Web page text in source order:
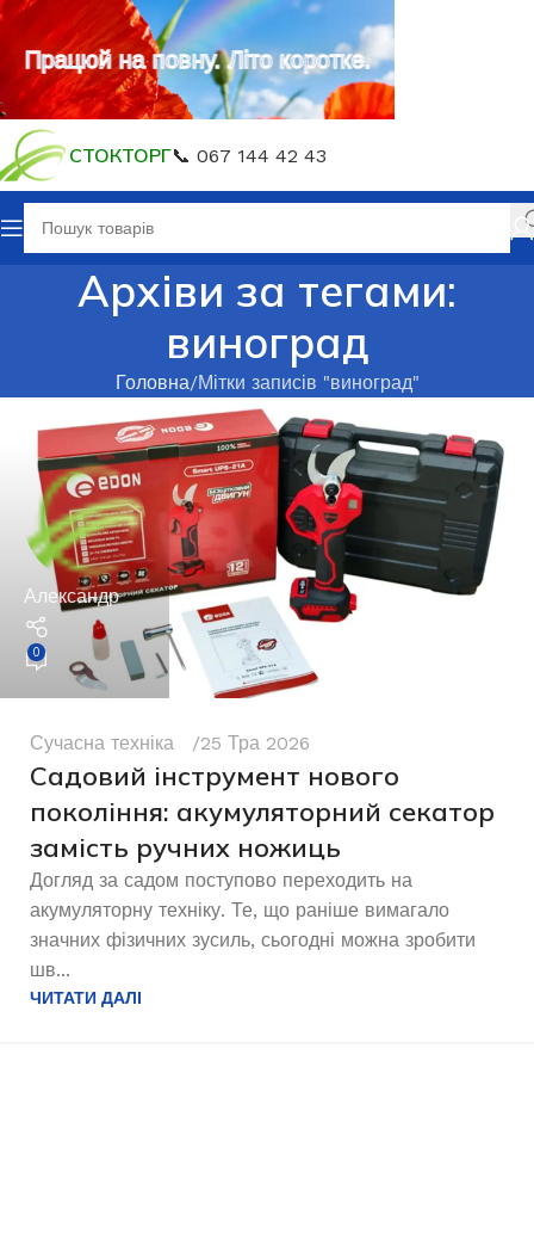
СТОКТОРГ📞 067 144 42 43
Архіви за тегами:
виноград
Головна Мітки записів "виноград"
Александр
0
Сучасна техніка 25 Тра 2026
Садовий інструмент нового
покоління: акумуляторний секатор
замість ручних ножиць
Догляд за садом поступово переходить на
акумуляторну техніку. Те, що раніше вимагало
значних фізичних зусиль, сьогодні можна зробити
шв...
ЧИТАТИ ДАЛІ
Працюй на повну. Літо коротке.